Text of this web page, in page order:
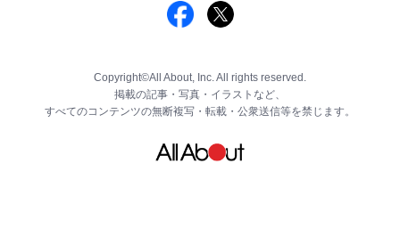
Copyright©All About, Inc. All rights reserved.
掲載の記事・写真・イラストなど、
すべてのコンテンツの無断複写・転載・公衆送信等を禁じます。